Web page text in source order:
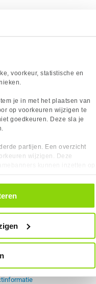
voorkeur, statistische en
je in met het plaatsen van
op voorkeuren wijzigen te
goedkeuren. Deze sla je
partijen. Een overzicht
wijzigen. Deze
altijd intrekken, dit doe je
op ‘Cookievoorkeuren’